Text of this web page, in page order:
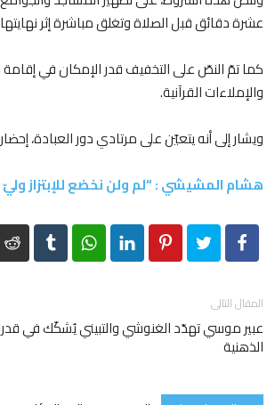
عشرة دقائق قبل الصلاة وتغلق مباشرة إثر
كما تمّ النصّ على التخفيف قدر الإمكان في
والإملاءات القرآنية.
ويشار إلى أنه يتعيّن على مرتادي دور العبادة،
هشام المشيشي : “لم ولن نخضع للإبتزاز وليّ
Facebook
Twitter
Pinterest
LinkedIn
WhatsApp
Tumblr
المقال التالى
عبير موسي تهدّد الغنوشي والتبيني يُشكّك في
الذهنية